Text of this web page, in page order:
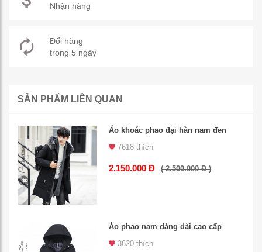
Nhận hàng
Đổi hàng
trong 5 ngày
SẢN PHẨM LIÊN QUAN
Áo khoác phao đại hàn nam đen
7618 thích
2.150.000 Đ ( 2.500.000 Đ )
Áo phao nam dáng dài cao cấp
3620 thích